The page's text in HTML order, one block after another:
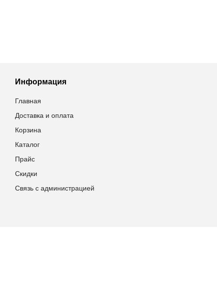
Информация
Главная
Доставка и оплата
Корзина
Каталог
Прайс
Скидки
Связь с администрацией